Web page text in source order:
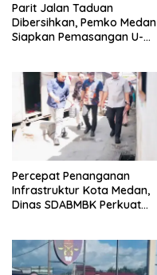
Parit Jalan Taduan
Dibersihkan, Pemko Medan
Siapkan Pemasangan U-
Percepat Penanganan
Infrastruktur Kota Medan,
Dinas SDABMBK Perkuat